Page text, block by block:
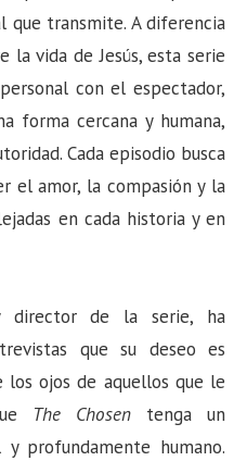
que transmite. A diferencia
la vida de Jesús, esta serie
con el espectador,
forma cercana y humana,
Cada episodio busca
el amor, la compasión y la
en cada historia y en
director de la serie, ha
que su deseo es
los ojos de aquellos que le
The Chosen tenga un
profundamente humano.